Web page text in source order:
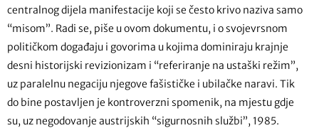
centralnog dijela manifestacije koji se često krivo naziva samo
“misom”. Radi se, piše u ovom dokumentu, i o svojevrsnom
političkom događaju i govorima u kojima dominiraju krajnje
desni historijski revizionizam i “referiranje na ustaški režim”,
uz paralelnu negaciju njegove fašističke i ubilačke naravi. Tik
do bine postavljen je kontroverzni spomenik, na mjestu gdje
su, uz negodovanje austrijskih “sigurnosnih službi”, 1985.